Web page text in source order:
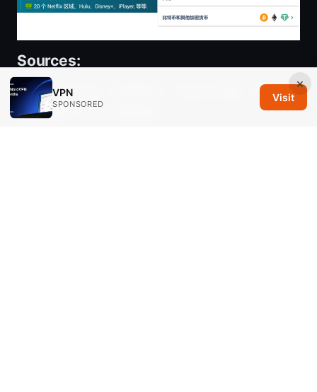
Sources:
免费梯子clash：免费梯子、Clash 代理、VPN 设
置全攻略（2025 更新版）
×
VPN
SPONSORED
Visit